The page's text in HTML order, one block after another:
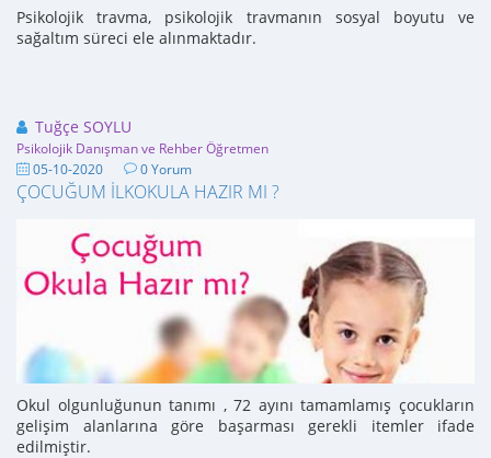
Psikolojik travma, psikolojik travmanın sosyal boyutu ve
sağaltım süreci ele alınmaktadır.
Tuğçe SOYLU
Psikolojik Danışman ve Rehber Öğretmen
05-10-2020 0 Yorum
ÇOCUĞUM İLKOKULA HAZIR MI ?
Okul olgunluğunun tanımı , 72 ayını tamamlamış çocukların
gelişim alanlarına göre başarması gerekli itemler ifade
edilmiştir.